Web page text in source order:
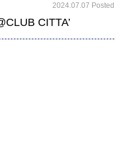
2024.07.07 Posted
CITTA’